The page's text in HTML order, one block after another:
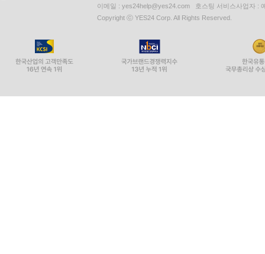
이메일 : yes24help@yes24.com 호스팅 서비스사업자 :
Copyright ⓒ YES24 Corp. All Rights Reserved.